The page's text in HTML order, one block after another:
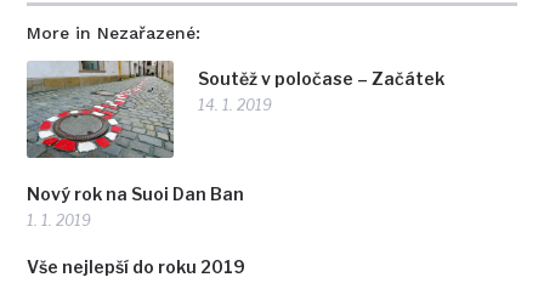
More in Nezařazené:
Soutěž v poločase – Začátek
14. 1. 2019
Nový rok na Suoi Dan Ban
1. 1. 2019
Vše nejlepší do roku 2019